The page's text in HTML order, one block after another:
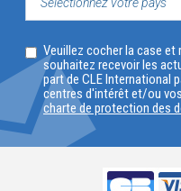
PROFIL
VOTRE
PAYS
Veuillez cocher la case et
souhaitez recevoir les
part de CLE International
centres d'intérêt et/ou
charte de protection des